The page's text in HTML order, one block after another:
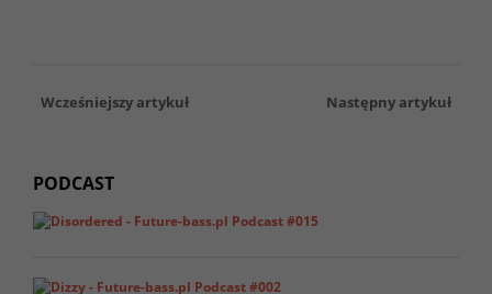
Wcześniejszy artykuł Następny artykuł
PODCAST